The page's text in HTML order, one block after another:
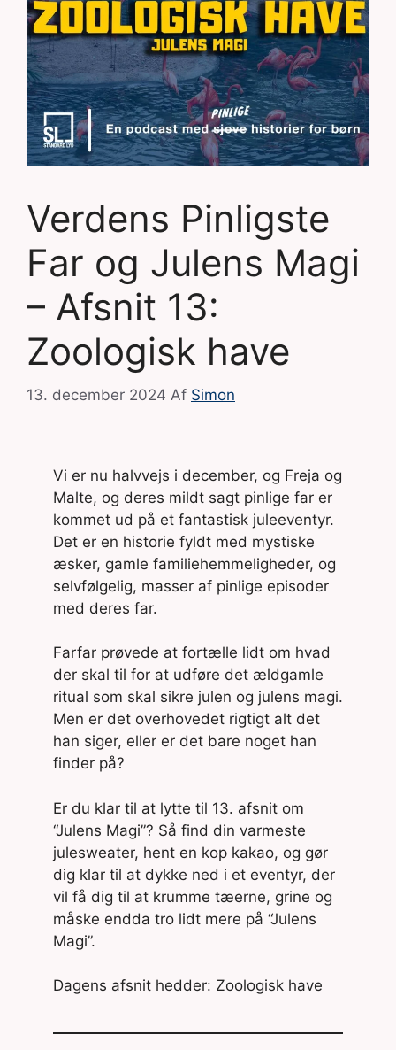
Verdens Pinligste
Far og Julens Magi
– Afsnit 13:
Zoologisk have
13. december 2024 Af Simon
Vi er nu halvvejs i december, og Freja og
Malte, og deres mildt sagt pinlige far er
kommet ud på et fantastisk juleeventyr.
Det er en historie fyldt med mystiske
æsker, gamle familiehemmeligheder, og
selvfølgelig, masser af pinlige episoder
med deres far.
Farfar prøvede at fortælle lidt om hvad
der skal til for at udføre det ældgamle
ritual som skal sikre julen og julens magi.
Men er det overhovedet rigtigt alt det
han siger, eller er det bare noget han
finder på?
Er du klar til at lytte til 13. afsnit om
“Julens Magi”? Så find din varmeste
julesweater, hent en kop kakao, og gør
dig klar til at dykke ned i et eventyr, der
vil få dig til at krumme tæerne, grine og
måske endda tro lidt mere på “Julens
Magi”.
Dagens afsnit hedder: Zoologisk have